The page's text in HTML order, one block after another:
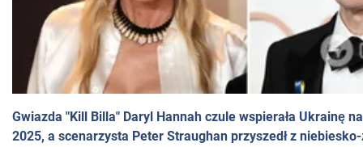
Gwiazda "Kill Billa" Daryl Hannah czule wspierała Ukrainę
2025, a scenarzysta Peter Straughan przyszedł z